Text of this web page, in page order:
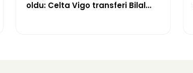
oldu: Celta Vigo transferi Bilal